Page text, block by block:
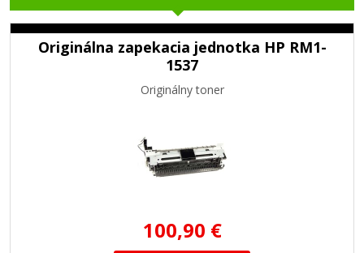
Originálna zapekacia jednotka HP RM1-
1537
Originálny toner
100,90 €